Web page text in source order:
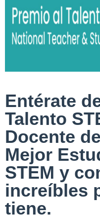
Entérate
Talento
Docente
Mejor
STEM y
increíbles
tiene.